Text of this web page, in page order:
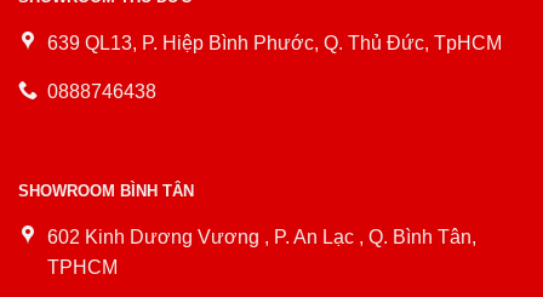
639 QL13, P. Hiệp Bình Phước, Q. Thủ Đức, TpHCM
0888746438
SHOWROOM BÌNH TÂN
602 Kinh Dương Vương , P. An Lạc , Q. Bình Tân,
TPHCM